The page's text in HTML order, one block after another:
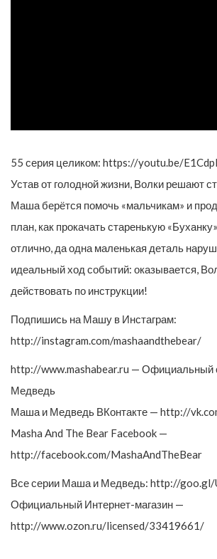
55 серия целиком: https://youtu.be/
Устав от голодной жизни, Волки решают
Маша берётся помочь «мальчикам» и
план, как прокачать старенькую
отлично, да одна маленькая деталь
идеальный ход событий: оказывается,
действовать по инструкции!
Подпишись на Машу в Инстаграм:
http://instagram.com/mashaandthebear/
http://www.mashabear.ru — Официальный
Медведь
Маша и Медведь ВКонтакте — http://
Masha And The Bear Facebook —
http://facebook.com/MashaAndTheBear
Все серии Маша и Медведь: http://goo.gl/
Официальный Интернет-магазин —
http://www.ozon.ru/licensed/33419661/